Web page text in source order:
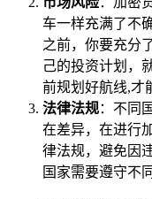
车一样充满了不
之前，你要充分
己的投资计划，
前规划好航线,才
法律法规：不同
在差异，在进行
律法规，避免因
国家需要遵守不